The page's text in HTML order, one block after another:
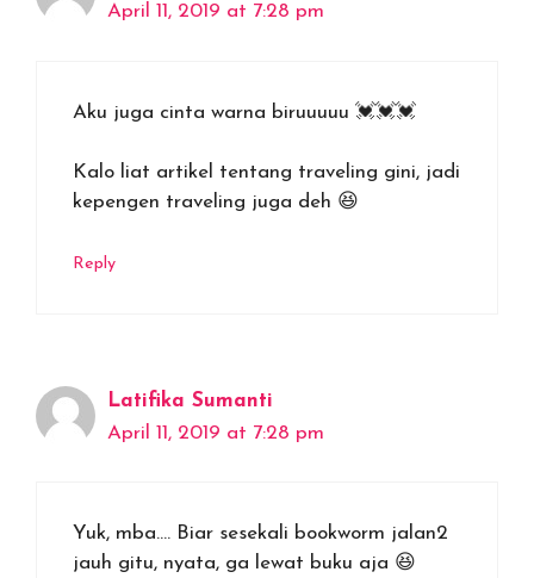
April 11, 2019 at 7:28 pm
Aku juga cinta warna biruuuuu 💓💓💓
Kalo liat artikel tentang traveling gini, jadi
kepengen traveling juga deh 😆
Reply
Latifika Sumanti
April 11, 2019 at 7:28 pm
Yuk, mba…. Biar sesekali bookworm jalan2
jauh gitu, nyata, ga lewat buku aja 😆